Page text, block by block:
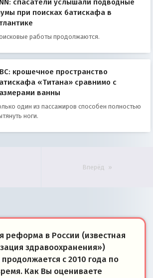
спасатели услышали подводные
при поисках батискафа в
работы продолжаются.
крошечное пространство
«Титана» сравнимо с
ванны
один из пассажиров способен полностью
ноги.
Вперёд
реформа в России (известная
здравоохранения»)
с 2010 года по
Как Вы оцениваете